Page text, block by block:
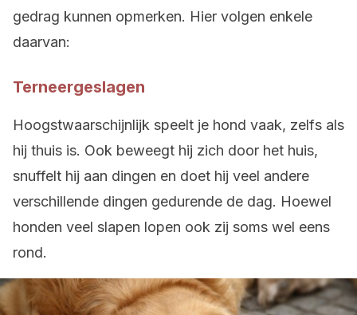
gedrag kunnen opmerken. Hier volgen enkele
daarvan:
Terneergeslagen
Hoogstwaarschijnlijk speelt je hond vaak, zelfs als
hij thuis is. Ook beweegt hij zich door het huis,
snuffelt hij aan dingen en doet hij veel andere
verschillende dingen gedurende de dag. Hoewel
honden veel slapen lopen ook zij soms wel eens
rond.